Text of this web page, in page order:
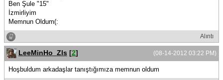
Ben Şule "15"
İzmirliyim
Memnun Oldum(:
Alıntı
(08-14-2012 03:22 PM)
LeeMinHo_Zls [2]
Hoşbuldum arkadaşlar tanıştığımıza memnun oldum